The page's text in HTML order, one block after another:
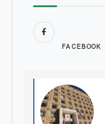
FACEBOOK